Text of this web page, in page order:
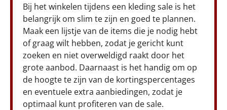
Bij het winkelen tijdens een kleding sale is het
belangrijk om slim te zijn en goed te plannen.
Maak een lijstje van de items die je nodig hebt
of graag wilt hebben, zodat je gericht kunt
zoeken en niet overweldigd raakt door het
grote aanbod. Daarnaast is het handig om op
de hoogte te zijn van de kortingspercentages
en eventuele extra aanbiedingen, zodat je
optimaal kunt profiteren van de sale.